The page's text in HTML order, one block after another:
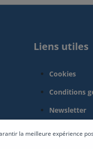
Liens utiles
Cookies
Conditions
Newsletter
la meilleure expérience